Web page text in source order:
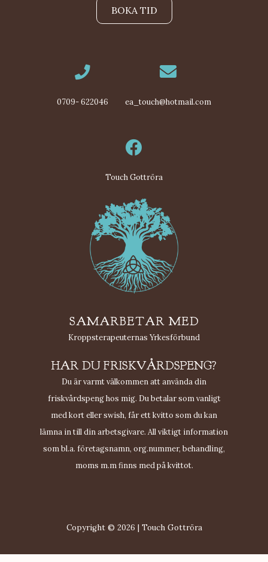
BOKA TID
0709- 622046 ea_touch@hotmail.com
Touch Gottröra
SAMARBETAR MED
Kroppsterapeuternas Yrkesförbund
HAR DU FRISKVÅRDSPENG?
Du är varmt välkommen att använda din
friskvårdspeng hos mig. Du betalar som vanligt
med kort eller swish, får ett kvitto som du kan
lämna in till din arbetsgivare. All viktigt information
som bl.a. företagsnamn, org.nummer, behandling,
moms m.m finns med på kvittot.
Copyright © 2026 | Touch Gottröra